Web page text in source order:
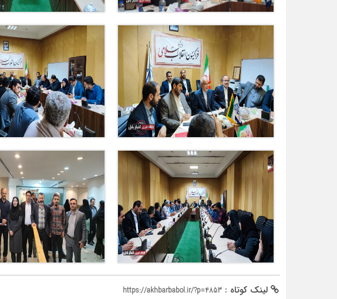
لینک کوتاه : https://akhbarbabol.ir/?p=4853